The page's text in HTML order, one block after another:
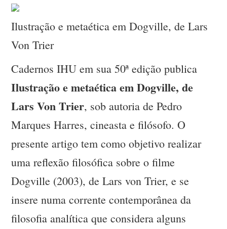
Ilustração e metaética em Dogville, de Lars
Von Trier
Cadernos IHU em sua 50ª edição publica
Ilustração e metaética em Dogville, de
Lars Von Trier, sob autoria de Pedro
Marques Harres, cineasta e filósofo. O
presente artigo tem como objetivo realizar
uma reflexão filosófica sobre o filme
Dogville (2003), de Lars von Trier, e se
insere numa corrente contemporânea da
filosofia analítica que considera alguns